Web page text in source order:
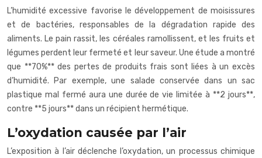
L’humidité excessive favorise le développement de moisissures
et de bactéries, responsables de la dégradation rapide des
aliments. Le pain rassit, les céréales ramollissent, et les fruits et
légumes perdent leur fermeté et leur saveur. Une étude a montré
que **70%** des pertes de produits frais sont liées à un excès
d’humidité. Par exemple, une salade conservée dans un sac
plastique mal fermé aura une durée de vie limitée à **2 jours**,
contre **5 jours** dans un récipient hermétique.
L’oxydation causée par l’air
L’exposition à l’air déclenche l’oxydation, un processus chimique